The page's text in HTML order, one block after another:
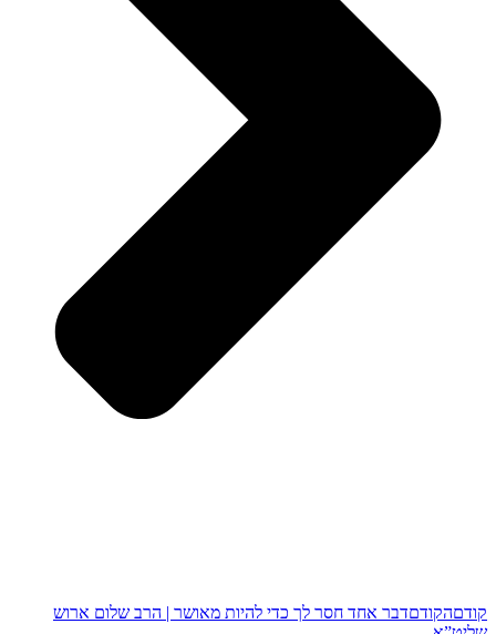
קודםהקודםדבר אחד חסר לך כדי להיות מאושר | הרב שלום ארוש